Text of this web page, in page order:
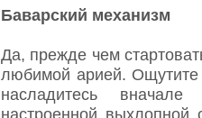
Баварский механизм
Да, прежде чем
любимой арией.
насладитесь
настроенной